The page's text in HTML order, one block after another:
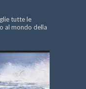
tutte le
al mondo della